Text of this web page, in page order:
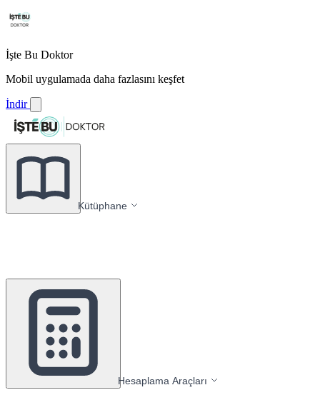
İşte Bu Doktor
Mobil uygulamada daha fazlasını keşfet
İndir
Kütüphane
Hesaplama Araçları